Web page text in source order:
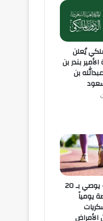
يُعلن
بندر بن
بن
«الخضيري» يوصي بـ 20
يومياً
الأمراض